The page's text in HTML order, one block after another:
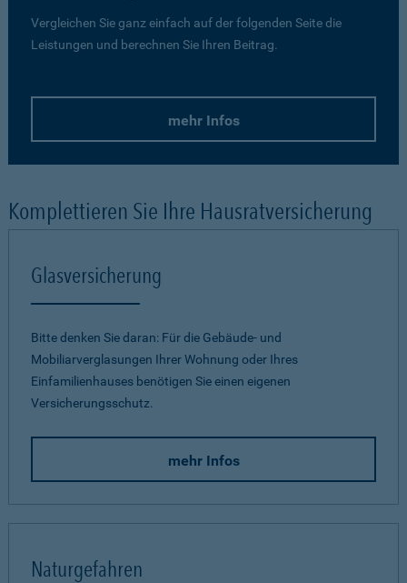
Vergleichen Sie ganz einfach auf der folgenden Seite die
Leistungen und berechnen Sie Ihren Beitrag.
mehr Infos
Komplettieren Sie Ihre Hausratversicherung
Glasversicherung
Bitte denken Sie daran: Für die Gebäude- und
Mobiliarverglasungen Ihrer Wohnung oder Ihres
Einfamilienhauses benötigen Sie einen eigenen
Versicherungsschutz.
mehr Infos
Naturgefahren